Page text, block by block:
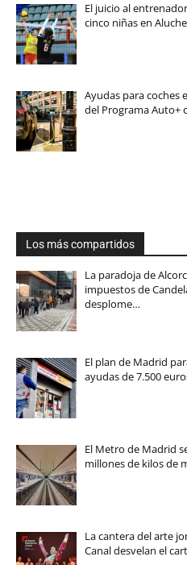
El juicio al
cinco niñas en
Ayudas para coches
del Programa Auto+
Los más compartidos
La paradoja de
impuestos de
desplome…
El plan de Madrid
ayudas de 7.500
El Metro de Madrid
millones de kilos de
La cantera del arte
Canal desvelan el